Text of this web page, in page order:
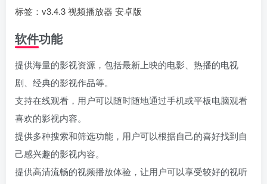
标签：v3.4.3 视频播放器 安卓版
软件功能
提供海量的影视资源，包括最新上映的电影、热播的电视
剧、经典的影视作品等。
支持在线观看，用户可以随时随地通过手机或平板电脑观看
喜欢的影视内容。
提供多种搜索和筛选功能，用户可以根据自己的喜好找到自
己感兴趣的影视内容。
提供高清流畅的视频播放体验，让用户可以享受较好的视听